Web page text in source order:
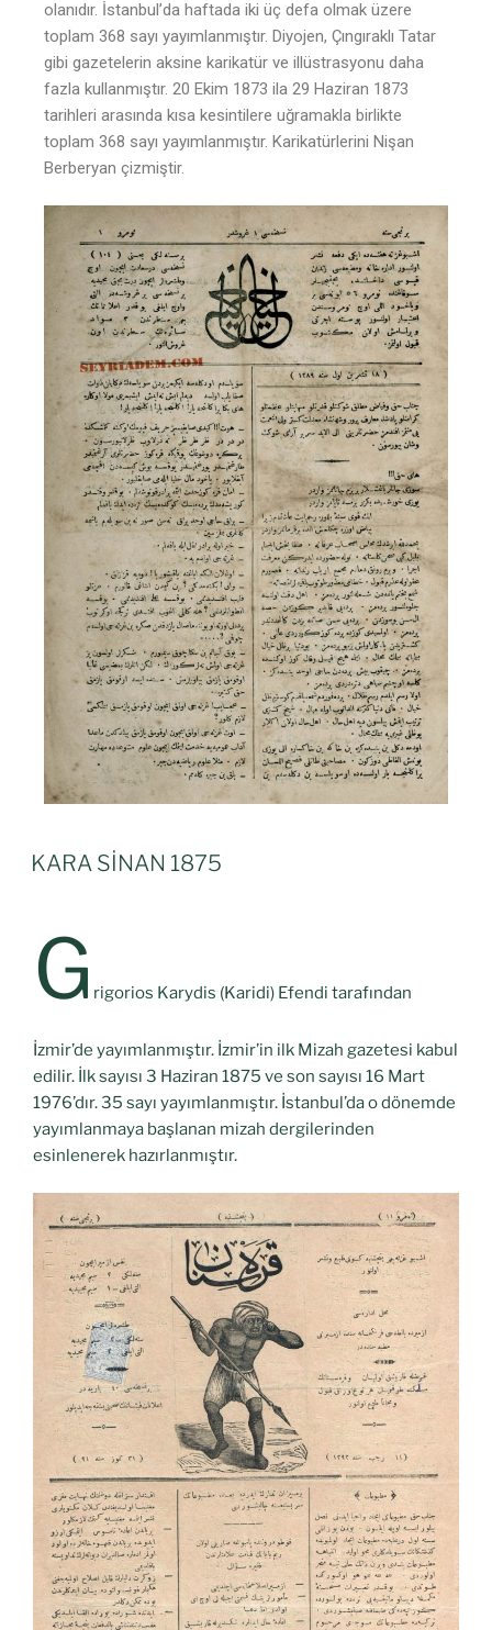
olanıdır. İstanbul’da haftada iki üç defa olmak üzere
toplam 368 sayı yayımlanmıştır. Diyojen, Çıngıraklı Tatar
gibi gazetelerin aksine karikatür ve illüstrasyonu daha
fazla kullanmıştır. 20 Ekim 1873 ila 29 Haziran 1873
tarihleri arasında kısa kesintilere uğramakla birlikte
toplam 368 sayı yayımlanmıştır. Karikatürlerini Nişan
Berberyan çizmiştir.
KARA SİNAN 1875
G rigorios Karydis (Karidi) Efendi tarafından
İzmir’de yayımlanmıştır. İzmir’in ilk Mizah gazetesi kabul
edilir. İlk sayısı 3 Haziran 1875 ve son sayısı 16 Mart
1976’dır. 35 sayı yayımlanmıştır. İstanbul’da o dönemde
yayımlanmaya başlanan mizah dergilerinden
esinlenerek hazırlanmıştır.